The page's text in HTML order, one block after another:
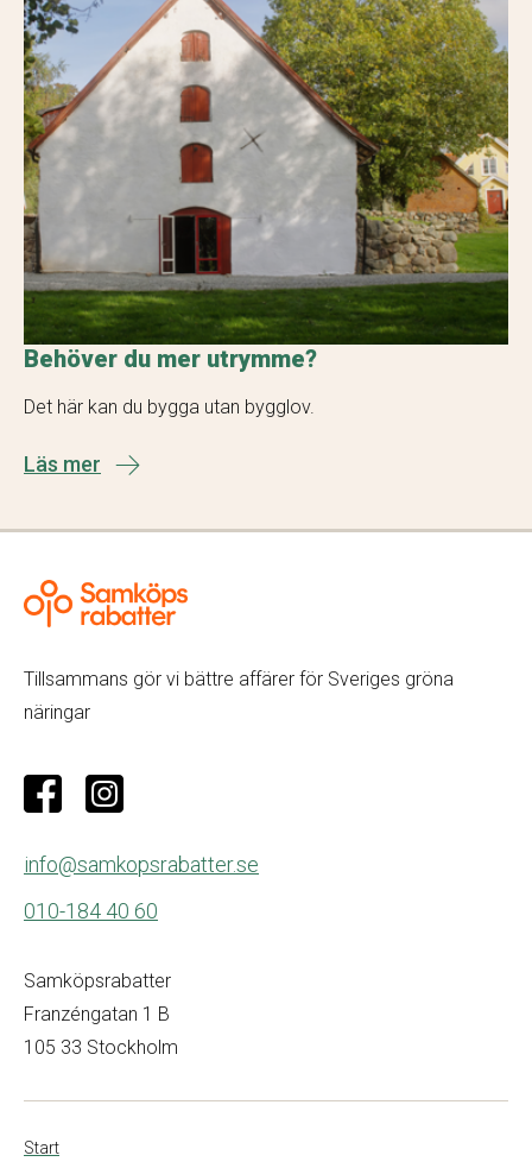
Behöver du mer utrymme?
Det här kan du bygga utan bygglov.
Läs mer
Tillsammans gör vi bättre affärer för Sveriges gröna
näringar
info@samkopsrabatter.se
010-184 40 60
Samköpsrabatter
Franzéngatan 1 B
105 33 Stockholm
Start